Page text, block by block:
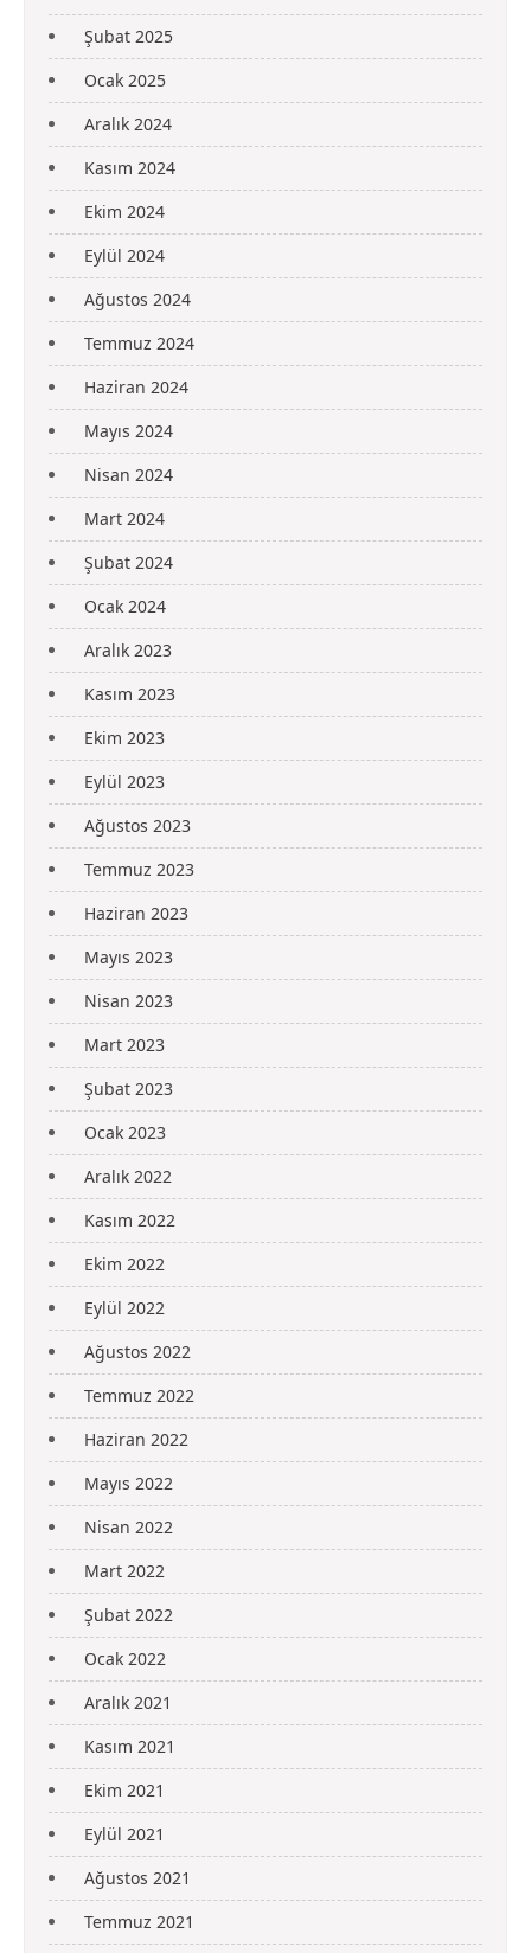
Şubat 2025
Ocak 2025
Aralık 2024
Kasım 2024
Ekim 2024
Eylül 2024
Ağustos 2024
Temmuz 2024
Haziran 2024
Mayıs 2024
Nisan 2024
Mart 2024
Şubat 2024
Ocak 2024
Aralık 2023
Kasım 2023
Ekim 2023
Eylül 2023
Ağustos 2023
Temmuz 2023
Haziran 2023
Mayıs 2023
Nisan 2023
Mart 2023
Şubat 2023
Ocak 2023
Aralık 2022
Kasım 2022
Ekim 2022
Eylül 2022
Ağustos 2022
Temmuz 2022
Haziran 2022
Mayıs 2022
Nisan 2022
Mart 2022
Şubat 2022
Ocak 2022
Aralık 2021
Kasım 2021
Ekim 2021
Eylül 2021
Ağustos 2021
Temmuz 2021